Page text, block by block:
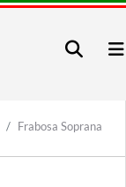
Frabosa Soprana